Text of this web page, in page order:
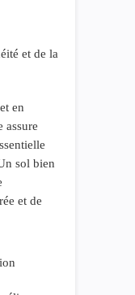
et de la
en
assure
sol bien
et de